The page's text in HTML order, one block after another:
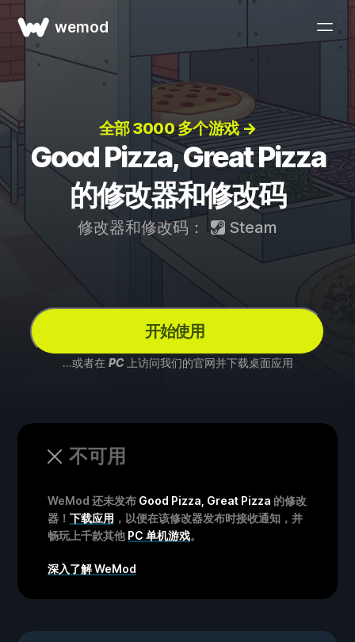
wemod
全部 3000 多个游戏 →
Good Pizza, Great Pizza
的修改器和修改码
修改器和修改码： Steam
开始使用
...或者在 PC上访问我们的官网并下载桌面应用
不可用
WeMod 还未发布 Good Pizza, Great Pizza 的修改
器！ 下载应用 ，以便在该修改器发布时接收通知，并
畅玩上千款其他PC 单机游戏。
深入了解 WeMod